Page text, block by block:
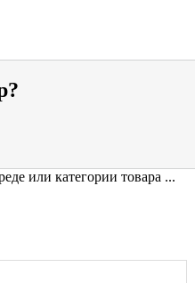
или категории товара ...